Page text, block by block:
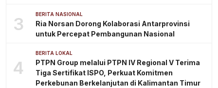
3 BERITA NASIONAL
Ria Norsan Dorong Kolaborasi Antarprovinsi
untuk Percepat Pembangunan Nasional
4
BERITA LOKAL
PTPN Group melalui PTPN IV Regional V Terima
Tiga Sertifikat ISPO, Perkuat Komitmen
Perkebunan Berkelanjutan di Kalimantan Timur